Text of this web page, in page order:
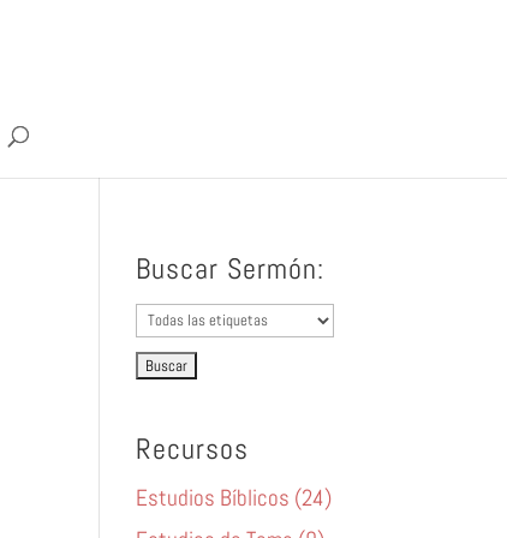
Buscar Sermón:
Recursos
Estudios Bíblicos (24)